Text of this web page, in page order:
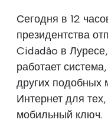
Сегодня в 12
президентства
Cidadão в
работает
других подобных
Интернет для
мобильный ключ.